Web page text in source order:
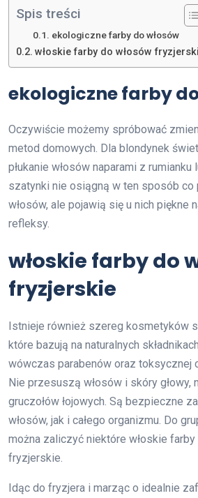
Spis treści
ekologiczne farby do włosów
włoskie farby do włosów
ekologiczne farby
Oczywiście możemy spróbować
metod domowych. Dla blondynek
płukanie włosów naparami z rumianku
szatynki nie osiągną w ten sposób co
włosów, ale pojawią się u nich piękne
refleksy.
włoskie farby do
fryzjerskie
Istnieje również szereg kosmetyków
które bazują na naturalnych
wówczas parabenów oraz toksycznej
Nie przesuszą włosów i skóry głowy,
gruczołów łojowych. Są bezpieczne
włosów, jak i całego organizmu. Do
można zaliczyć niektóre włoskie farby
fryzjerskie.
Idąc do fryzjera i marząc o idealnie